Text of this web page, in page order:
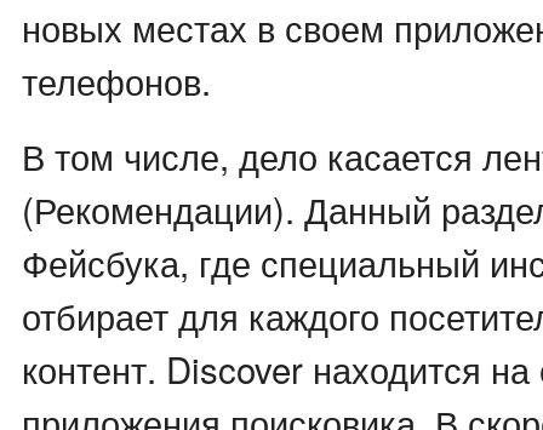
новых местах в своем
телефонов.
В том числе, дело касается
(Рекомендации). Данный
Фейсбука, где специальный
отбирает для каждого
контент. Discover находится